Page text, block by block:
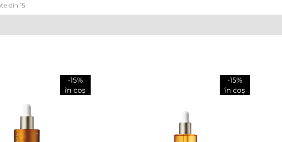
din 15
-15%
în coș
-15%
în coș